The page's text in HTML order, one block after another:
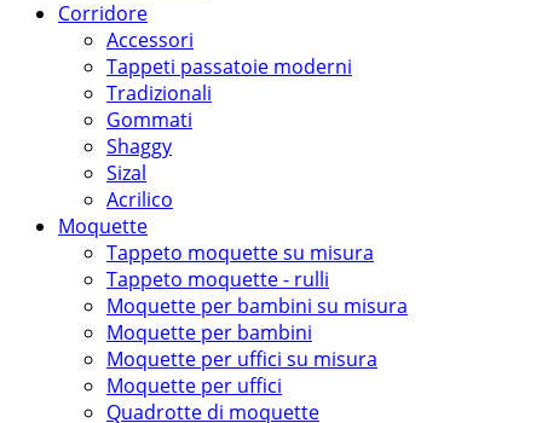
Corridore
Accessori
Tappeti passatoie moderni
Tradizionali
Gommati
Shaggy
Sizal
Acrilico
Moquette
Tappeto moquette su misura
Tappeto moquette - rulli
Moquette per bambini su misura
Moquette per bambini
Moquette per uffici su misura
Moquette per uffici
Quadrotte di moquette